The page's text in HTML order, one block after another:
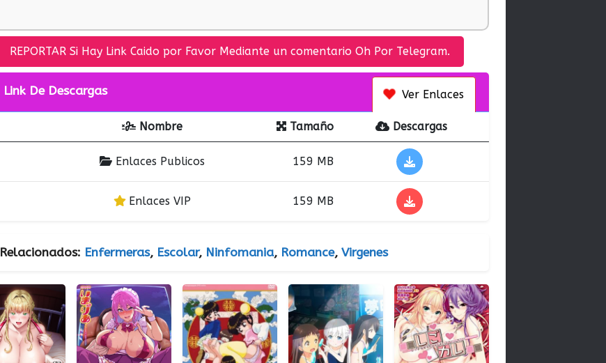
REPORTAR Si Hay Link Caido por Favor Mediante un comentario Oh Por Telegram.
Link De Descargas Ver Enlaces
Nombre Tamaño Descargas
Enlaces Publicos 159 MB
Enlaces VIP 159 MB
Relacionados: Enfermeras, Escolar, Ninfomania, Romance, Virgenes